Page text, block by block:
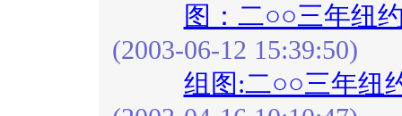
图：二○○三年纽
(2003-06-12 15:39:50)
组图:二○○三年纽